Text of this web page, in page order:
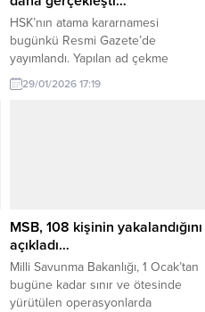
Giyimden...
HSK’nın atama kararnamesi
bugünkü Resmi Gazete’de
yayımlandı. Yapılan ad çekme
sonucunda Adli Yargı’da 6 hakim ve
1 savcı adayı, İdari Yargı’da ise 3
sonucuna...
29/01/2026 17:19
MSB, 108 kişinin yakalandığını
açıkladı…
Milli Savunma Bakanlığı, 1 Ocak’tan
bugüne kadar sınır ve ötesinde
yürütülen operasyonlarda